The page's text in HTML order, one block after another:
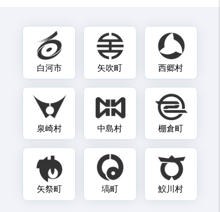
白河市 矢吹町 西郷村
泉崎村 中島村 棚倉町
矢祭町 塙町 鮫川村